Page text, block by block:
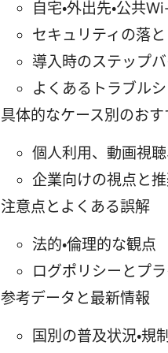
自宅・外出先・公共
セキュリティの落
導入時のステップ
よくあるトラブル
具体的なケース別のおす
個人利用、動画視
企業向けの視点と
注意点とよくある誤解
法的・倫理的な観点
ログポリシーとプ
参考データと最新情報
国別の普及状況・規